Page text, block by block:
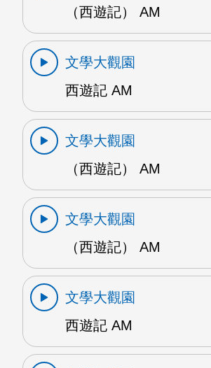
（西遊記） AM
文學大觀園
西遊記 AM
文學大觀園
（西遊記） AM
文學大觀園
（西遊記） AM
文學大觀園
西遊記 AM